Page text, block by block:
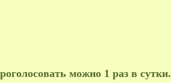
можно 1 раз в сутки.